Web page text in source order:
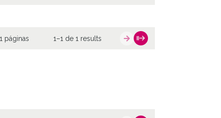
páginas 1–1 de 1 results